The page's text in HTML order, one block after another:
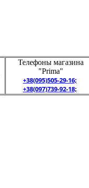
Телефоны магазина
"Prima"
+38(095)505-29-16;
+38(097)739-92-18;